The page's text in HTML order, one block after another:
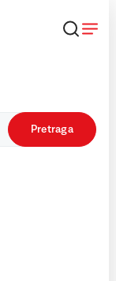
Pretraga